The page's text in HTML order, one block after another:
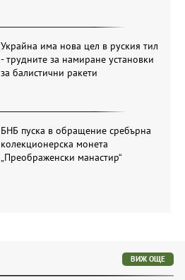
Украйна има нова цел в руския тил
- трудните за намиране установки
за балистични ракети
БНБ пуска в обращение сребърна
колекционерска монета
„Преображенски манастир“
ВИЖ ОЩЕ